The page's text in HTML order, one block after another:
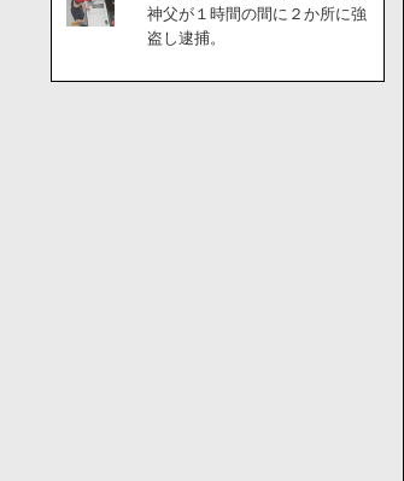
神父が１時間の間に２か所に強
盗し逮捕。